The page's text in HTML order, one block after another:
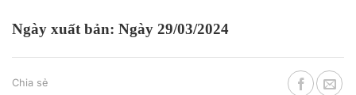
Ngày xuất bản: Ngày 29/03/2024
Chia sẻ